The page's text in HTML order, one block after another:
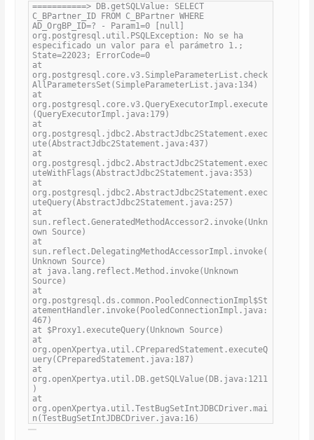
===========> DB.getSQLValue: SELECT
C_BPartner_ID FROM C_BPartner WHERE
AD_OrgBP_ID=? - Param1=0 [null]
org.postgresql.util.PSQLException: No se ha
especificado un valor para el parámetro 1.;
State=22023; ErrorCode=0
at
org.postgresql.core.v3.SimpleParameterList.check
AllParametersSet(SimpleParameterList.java:134)
at
org.postgresql.core.v3.QueryExecutorImpl.execute
(QueryExecutorImpl.java:179)
at
org.postgresql.jdbc2.AbstractJdbc2Statement.exec
ute(AbstractJdbc2Statement.java:437)
at
org.postgresql.jdbc2.AbstractJdbc2Statement.exec
uteWithFlags(AbstractJdbc2Statement.java:353)
at
org.postgresql.jdbc2.AbstractJdbc2Statement.exec
uteQuery(AbstractJdbc2Statement.java:257)
at
sun.reflect.GeneratedMethodAccessor2.invoke(Unkn
own Source)
at
sun.reflect.DelegatingMethodAccessorImpl.invoke(
Unknown Source)
at java.lang.reflect.Method.invoke(Unknown
Source)
at
org.postgresql.ds.common.PooledConnectionImpl$St
atementHandler.invoke(PooledConnectionImpl.java:
467)
at $Proxy1.executeQuery(Unknown Source)
at
org.openXpertya.util.CPreparedStatement.executeQ
uery(CPreparedStatement.java:187)
at
org.openXpertya.util.DB.getSQLValue(DB.java:1211
)
at
org.openXpertya.util.TestBugSetIntJDBCDriver.mai
n(TestBugSetIntJDBCDriver.java:16)